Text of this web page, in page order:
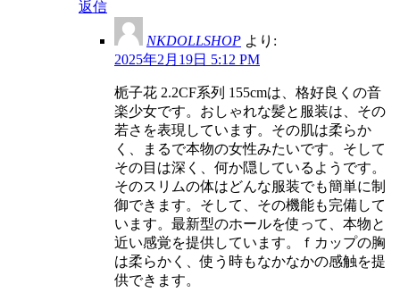
返信
NKDOLLSHOP より:
2025年2月19日 5:12 PM
栀子花 2.2CF系列 155cmは、格好良くの音
楽少女です。おしゃれな髪と服装は、その
若さを表現しています。その肌は柔らか
く、まるで本物の女性みたいです。そして
その目は深く、何か隠しているようです。
そのスリムの体はどんな服装でも簡単に制
御できます。そして、その機能も完備して
います。最新型のホールを使って、本物と
近い感覚を提供しています。ｆカップの胸
は柔らかく、使う時もなかなかの感触を提
供できます。